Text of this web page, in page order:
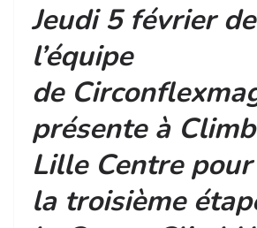
Jeudi 5 février
l’équipe
de
présente à
Lille Centrepour
la troisième